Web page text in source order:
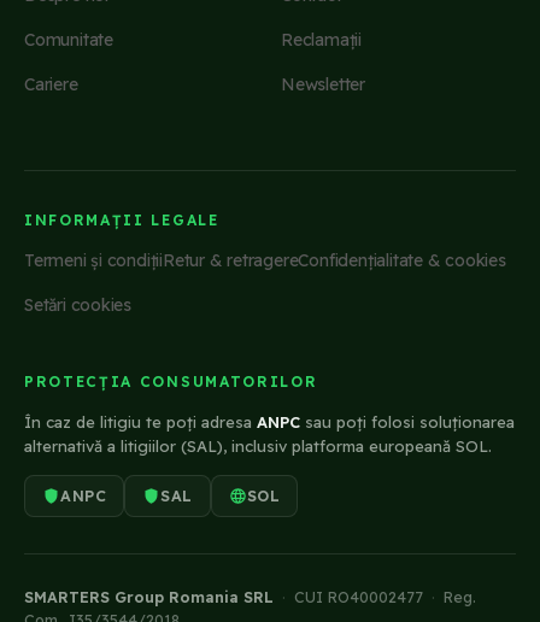
Comunitate
Cariere
Reclamații
Newsletter
INFORMAȚII LEGALE
Termeni și condițiiRetur & retragereConfidențialitate & cookies
Setări cookies
PROTECȚIA CONSUMATORILOR
În caz de litigiu te poți adresa ANPC sau poți folosi soluționarea
alternativă a litigiilor (SAL), inclusiv platforma europeană SOL.
ANPC SAL SOL
SMARTERS Group Romania SRL · CUI RO40002477 · Reg.